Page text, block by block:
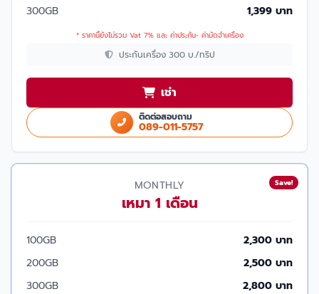
300GB
1,399 บาท
* ราคานี้ยังไม่รวม Vat 7% และ ค่าประกัน- ค่ามัดจำเครื่อง
ประกันเครื่อง 300 บ./ทริป
เช่า
ติดต่อสอบถาม
089-011-5757
Save!
MONTHLY
เหมา 1 เดือน
100GB
2,300 บาท
200GB
2,500 บาท
300GB
2,800 บาท